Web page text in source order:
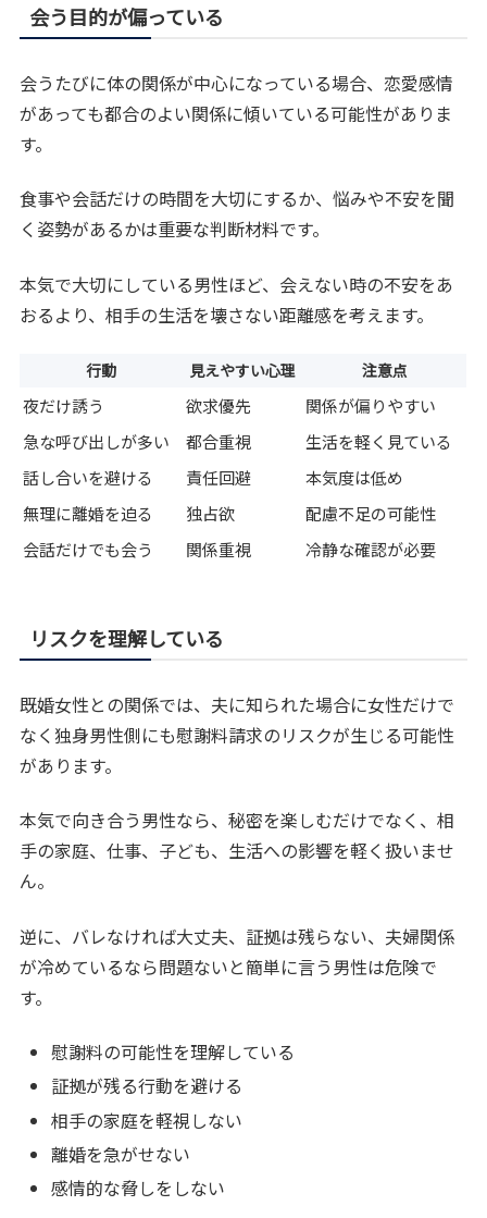
会う目的が偏っている
会うたびに体の関係が中心になっている場合、恋愛感情
があっても都合のよい関係に傾いている可能性がありま
す。
食事や会話だけの時間を大切にするか、悩みや不安を聞
く姿勢があるかは重要な判断材料です。
本気で大切にしている男性ほど、会えない時の不安をあ
おるより、相手の生活を壊さない距離感を考えます。
行動 見えやすい心理 注意点
夜だけ誘う 欲求優先
関係が偏りやすい
急な呼び出しが多い
都合重視
生活を軽く見ている
話し合いを避ける
責任回避
本気度は低め
無理に離婚を迫る
独占欲
配慮不足の可能性
会話だけでも会う
関係重視 冷静な確認が必要
リスクを理解している
既婚女性との関係では、夫に知られた場合に女性だけで
なく独身男性側にも慰謝料請求のリスクが生じる可能性
があります。
本気で向き合う男性なら、秘密を楽しむだけでなく、相
手の家庭、仕事、子ども、生活への影響を軽く扱いませ
ん。
逆に、バレなければ大丈夫、証拠は残らない、夫婦関係
が冷めているなら問題ないと簡単に言う男性は危険で
す。
慰謝料の可能性を理解している
証拠が残る行動を避ける
相手の家庭を軽視しない
離婚を急がせない
感情的な脅しをしない